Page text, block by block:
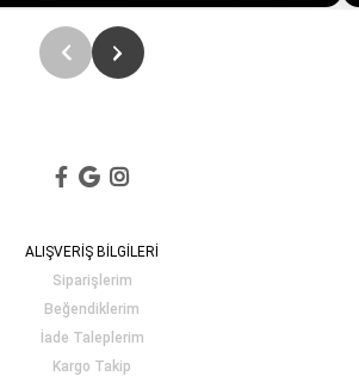
ALIŞVERİŞ BİLGİLERİ
Siparişlerim
Beğendiklerim
İade Taleplerim
Kargo Takip